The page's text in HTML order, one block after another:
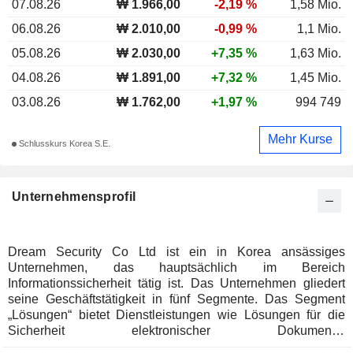
Unternehmensprofil
Dream Security Co Ltd ist ein in Korea ansässiges
Unternehmen, das hauptsächlich im Bereich
Informationssicherheit tätig ist. Das Unternehmen gliedert
seine Geschäftstätigkeit in fünf Segmente. Das Segment
„Lösungen“ bietet Dienstleistungen wie Lösungen für die
Sicherheit elektronischer Dokumente,
07.08.26
₩ 1.966,00 -2,19 %
1,58 Mio.
06.08.26
₩ 2.010,00 -0,99 %
1,1 Mio.
05.08.26
₩ 2.030,00 +7,35 %
1,63 Mio.
04.08.26
₩ 1.891,00 +7,32 %
1,45 Mio.
03.08.26
₩ 1.762,00 +1,97 % 994 749
Schlusskurs Korea S.E. Mehr Kurse